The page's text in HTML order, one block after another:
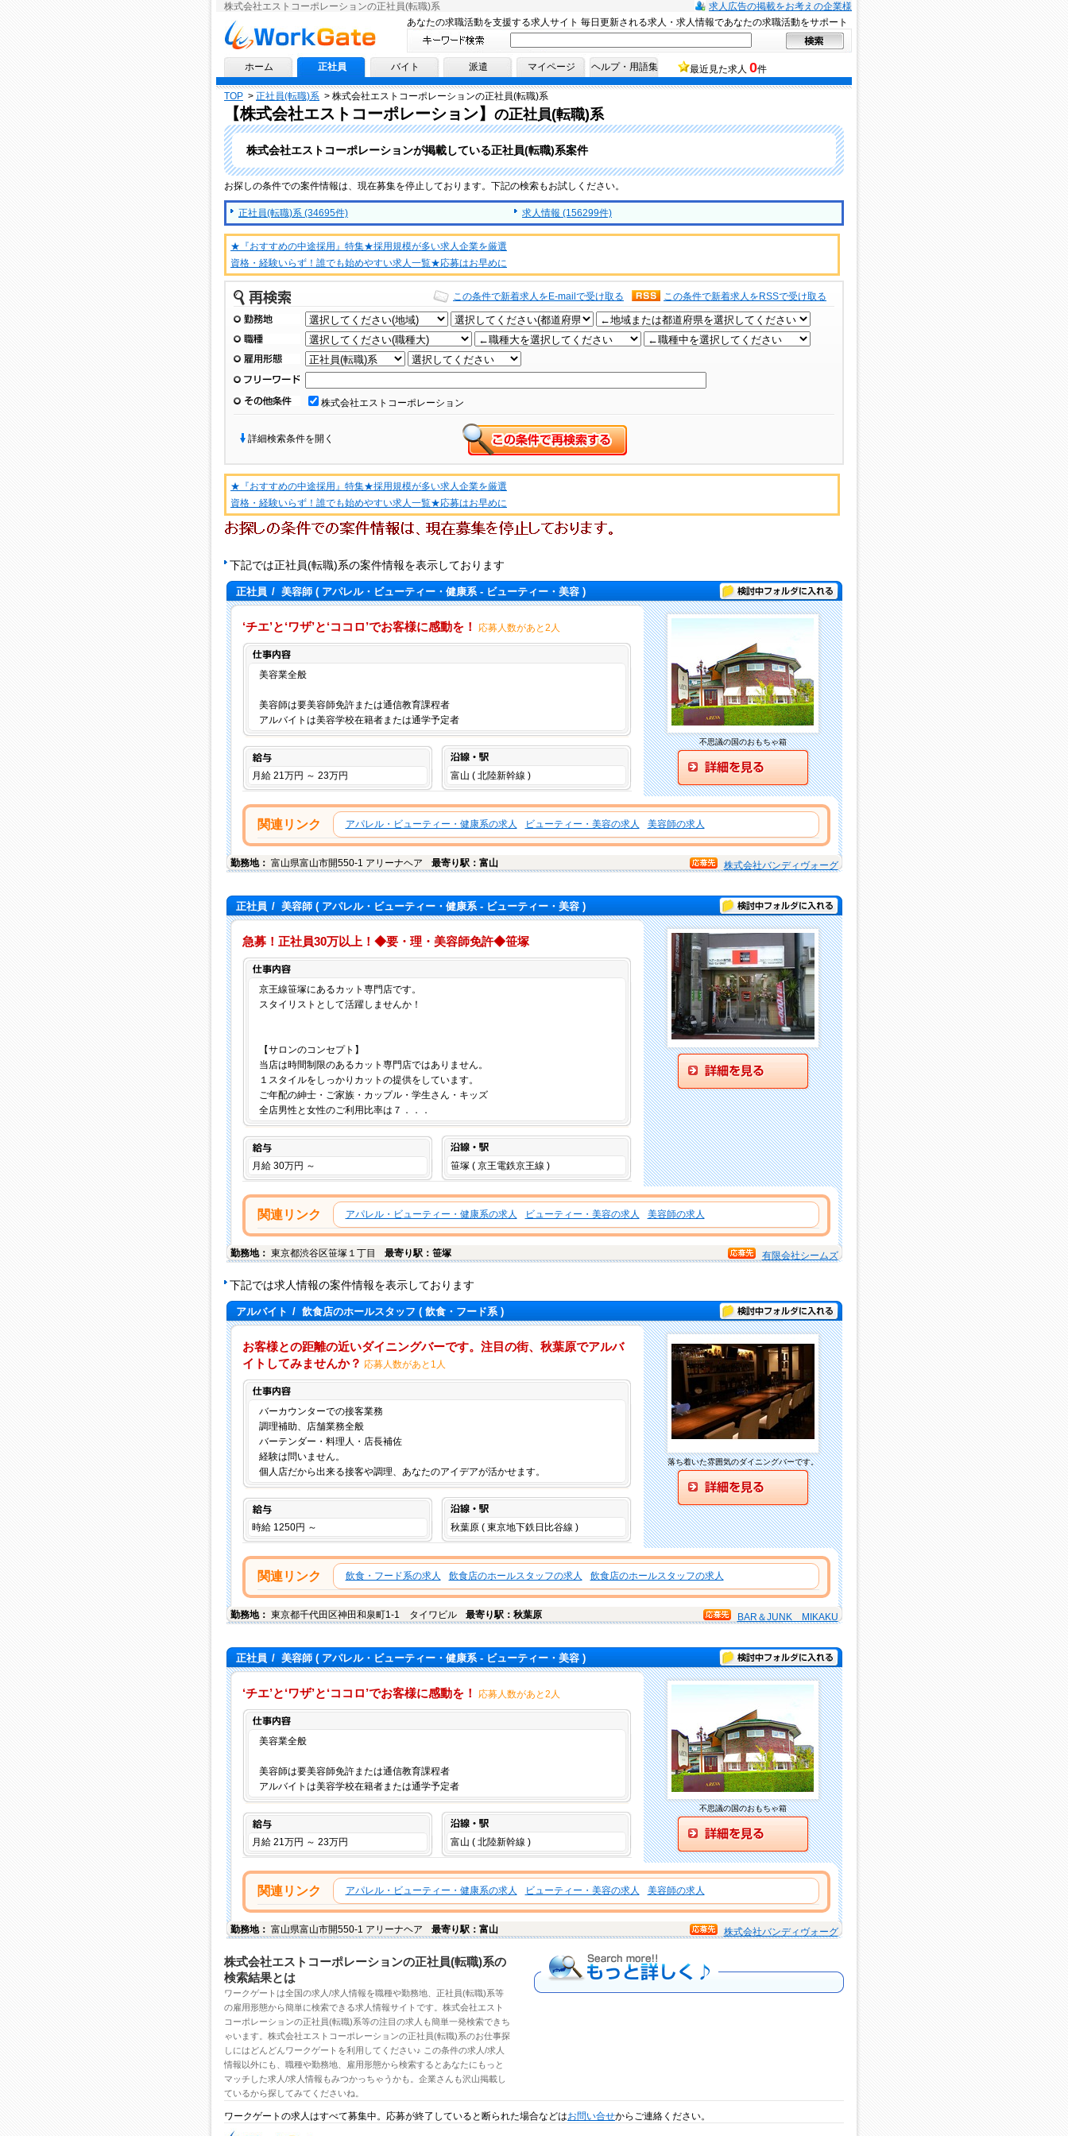
株式会社エストコーポレーションの正社員(転職)系
求人広告の掲載をお考えの企業様
求人情報ならワークゲートへ！
あなたの求職活動を支援する求人サイト 毎日更新される求人・求人情報であなたの求職活動をサポート
ホーム 正社員 バイト 派遣 マイページ ヘルプ・用語集 最近見た求人 0件
TOP > 正社員(転職)系 > 株式会社エストコーポレーションの正社員(転職)系
【株式会社エストコーポレーション】 の正社員(転職)系
株式会社エストコーポレーションが掲載している正社員(転職)系案件
お探しの条件での案件情報は、現在募集を停止しております。下記の検索もお試しください。
正社員(転職)系 (34695件) 求人情報 (156299件)
★『おすすめの中途採用』特集★採用規模が多い求人企業を厳選
資格・経験いらず！誰でも始めやすい求人一覧★応募はお早めに
再検索 この条件で新着求人をRSSで受け取る
この条件で新着求人をE-mailで受け取る
勤務地
職種
雇用形態
フリーワード
その他条件 株式会社エストコーポレーション
詳細検索条件を開く
★『おすすめの中途採用』特集★採用規模が多い求人企業を厳選
資格・経験いらず！誰でも始めやすい求人一覧★応募はお早めに
下記では正社員(転職)系の案件情報を表示しております
正社員 / 美容師( アパレル・ビューティー・健康系 - ビューティー・美容 ) 検討中フォルダに入れる
‘チエ’と‘ワザ’と‘ココロ’でお客様に感動を！
応募人数があと2人
美容業全般
美容師は要美容師免許または通信教育課程者
アルバイトは美容学校在籍者または通学予定者
給与
月給 21万円 ～ 23万円 富山 ( 北陸新幹線 )
不思議の国のおもちゃ箱
関連リンク アパレル・ビューティー・健康系の求人 ビューティー・美容の求人 美容師の求人
勤務地： 富山県富山市開550-1 アリーナヘア 最寄り駅：富山 株式会社バンディヴォーグ
正社員 / 美容師( アパレル・ビューティー・健康系 - ビューティー・美容 ) 検討中フォルダに入れる
急募！正社員30万以上！◆要・理・美容師免許◆笹塚
京王線笹塚にあるカット専門店です。
スタイリストとして活躍しませんか！
【サロンのコンセプト】
当店は時間制限のあるカット専門店ではありません。
１スタイルをしっかりカットの提供をしています。
ご年配の紳士・ご家族・カップル・学生さん・キッズ
全店男性と女性のご利用比率は７．．．
給与
月給 30万円 ～ 笹塚 ( 京王電鉄京王線 )
関連リンク アパレル・ビューティー・健康系の求人 ビューティー・美容の求人 美容師の求人
勤務地： 東京都渋谷区笹塚１丁目 最寄り駅：笹塚 有限会社シームズ
下記では求人情報の案件情報を表示しております
アルバイト / 飲食店のホールスタッフ ( 飲食・フード系 ) 検討中フォルダに入れる
お客様との距離の近いダイニングバーです。注目の街、秋葉原でアルバ
イトしてみませんか？ 応募人数があと1人
バーカウンターでの接客業務
調理補助、店舗業務全般
バーテンダー・料理人・店長補佐
経験は問いません。
個人店だから出来る接客や調理、あなたのアイデアが活かせます。
給与
時給 1250円 ～ 秋葉原 ( 東京地下鉄日比谷線 )
落ち着いた雰囲気のダイニングバーです。
関連リンク 飲食・フード系の求人 飲食店のホールスタッフの求人 飲食店のホールスタッフの求人
勤務地： 東京都千代田区神田和泉町1-1 タイワビル 最寄り駅：秋葉原 BAR＆JUNK MIKAKU
正社員 / 美容師( アパレル・ビューティー・健康系 - ビューティー・美容 ) 検討中フォルダに入れる
‘チエ’と‘ワザ’と‘ココロ’でお客様に感動を！
応募人数があと2人
美容業全般
美容師は要美容師免許または通信教育課程者
アルバイトは美容学校在籍者または通学予定者
給与
月給 21万円 ～ 23万円 富山 ( 北陸新幹線 )
不思議の国のおもちゃ箱
関連リンク アパレル・ビューティー・健康系の求人 ビューティー・美容の求人 美容師の求人
勤務地： 富山県富山市開550-1 アリーナヘア 最寄り駅：富山 株式会社バンディヴォーグ
株式会社エストコーポレーションの正社員(転職)系の
検索結果とは
ワークゲートは全国の求人/求人情報を職種や勤務地、 正社員(転職)系等
の雇用形態から簡単に検索できる求人情報サイトです。 株式会社エスト
コーポレーションの正社員(転職)系等の注目の求人 も簡単一発検索できち
ゃいます。株式会社エストコーポレーションの正社員(転職)系のお仕事探
しにはどんどんワークゲートを利用してください♪ この条件の求人/求人
情報以外にも、職種や勤務地、雇用形態から検索するとあなたにもっと
マッチした求人/求人情報もみつかっちゃうかも。企業さんも沢山掲載し
ているから探してみてくださいね。
もっと詳しく
ワークゲートの求人はすべて募集中。応募が終了していると断られた場合などはお問い合せからご連絡ください。